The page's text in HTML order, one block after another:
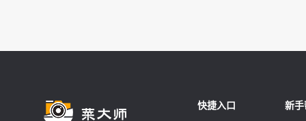
快捷入口 新手